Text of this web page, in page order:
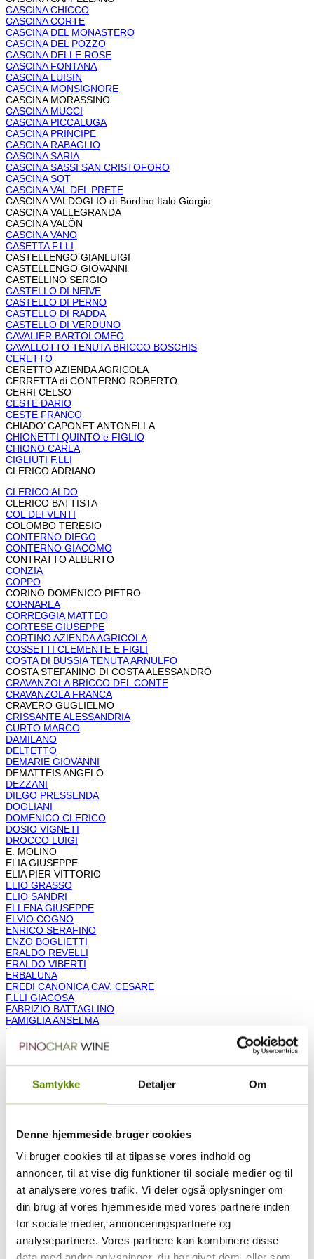
Samtykke Detaljer Om
Denne hjemmeside bruger cookies
Vi bruger cookies til at tilpasse vores indhold og
annoncer, til at vise dig funktioner til sociale medier og til
at analysere vores trafik. Vi deler også oplysninger om
din brug af vores hjemmeside med vores partnere inden
for sociale medier, annonceringspartnere og
analysepartnere. Vores partnere kan kombinere disse
CASCINA CHICCO
CASCINA CORTE
CASCINA DEL MONASTERO
CASCINA DEL POZZO
CASCINA DELLE ROSE
CASCINA FONTANA
CASCINA LUISIN
CASCINA MONSIGNORE
CASCINA MORASSINO
CASCINA MUCCI
CASCINA PICCALUGA
CASCINA PRINCIPE
CASCINA RABAGLIO
CASCINA SARIA
CASCINA SASSI SAN CRISTOFORO
CASCINA SOT
CASCINA VAL DEL PRETE
CASCINA VALDOGLIO di Bordino Italo Giorgio
CASCINA VALLEGRANDA
CASCINA VALÖN
CASCINA VANO
CASETTA F.LLI
CASTELLENGO GIANLUIGI
CASTELLENGO GIOVANNI
CASTELLINO SERGIO
CASTELLO DI NEIVE
CASTELLO DI PERNO
CASTELLO DI RADDA
CASTELLO DI VERDUNO
CAVALIER BARTOLOMEO
CAVALLOTTO TENUTA BRICCO BOSCHIS
CERETTO
CERETTO AZIENDA AGRICOLA
CERRETTA di CONTERNO ROBERTO
CERRI CELSO
CESTE DARIO
CESTE FRANCO
CHIADO’ CAPONET ANTONELLA
CHIONETTI QUINTO e FIGLIO
CHIONO CARLA
CIGLIUTI F.LLI
CLERICO ADRIANO
CLERICO ALDO
CLERICO BATTISTA
COL DEI VENTI
COLOMBO TERESIO
CONTERNO DIEGO
CONTERNO GIACOMO
CONTRATTO ALBERTO
CONZIA
COPPO
CORINO DOMENICO PIETRO
CORNAREA
CORREGGIA MATTEO
CORTESE GIUSEPPE
CORTINO AZIENDA AGRICOLA
COSSETTI CLEMENTE E FIGLI
COSTA DI BUSSIA TENUTA ARNULFO
COSTA STEFANINO DI COSTA ALESSANDRO
CRAVANZOLA BRICCO DEL CONTE
CRAVANZOLA FRANCA
CRAVERO GUGLIELMO
CRISSANTE ALESSANDRIA
CURTO MARCO
DAMILANO
DELTETTO
DEMARIE GIOVANNI
DEMATTEIS ANGELO
DEZZANI
DIEGO PRESSENDA
DOGLIANI
DOMENICO CLERICO
DOSIO VIGNETI
DROCCO LUIGI
E. MOLINO
ELIA GIUSEPPE
ELIA PIER VITTORIO
ELIO GRASSO
ELIO SANDRI
ELLENA GIUSEPPE
ELVIO COGNO
ENRICO SERAFINO
ENZO BOGLIETTI
ERALDO REVELLI
ERALDO VIBERTI
ERBALUNA
EREDI CANONICA CAV. CESARE
F.LLI GIACOSA
FABRIZIO BATTAGLINO
FAMIGLIA ANSELMA
FANTINO ALESSANDRO E GIAN NATALE
FASSINO
FENOCCHIO
FENOCCHIO GIACOMO
FERRERO F.LLI di Ferrero Renato
FILIPPINO DOMENICO
FLORIS GIANFRANCO
FONTANA ETTORE
FONTANAFREDDA
FRANCO CONTERNO
FRATELLI MARTINI
FRATELLI PONTE VINI
GAGLIASSO MARIO
GAJA